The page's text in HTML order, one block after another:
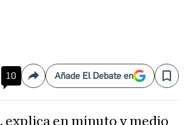
10 CompartirAñade El Debate en Save